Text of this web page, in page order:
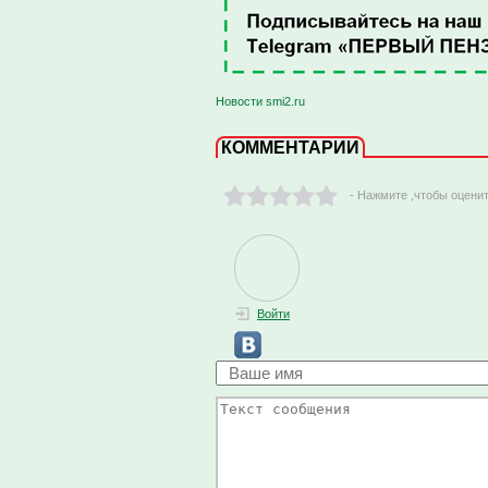
Новости smi2.ru
КОММЕНТАРИИ
- Нажмите ,чтобы
Войти